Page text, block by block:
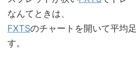
なんてときは、
FXTSのチャートを開いて平均
す。